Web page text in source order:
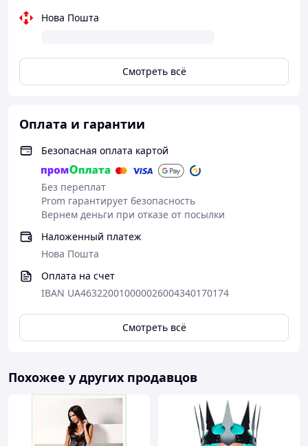
Нова Пошта
Смотреть всё
Оплата и гарантии
Безопасная оплата картой
Без переплат
Prom гарантирует безопасность
Вернем деньги при отказе от посылки
Наложенный платеж
Нова Пошта
Оплата на счет
IBAN UA463220010000026004340170174
Смотреть всё
Похожее у других продавцов